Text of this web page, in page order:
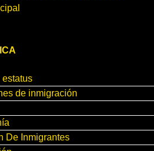
estatus
de inmigración
De Inmigrantes